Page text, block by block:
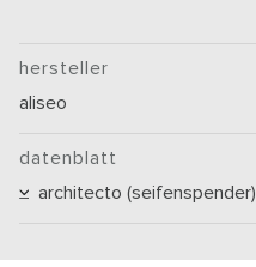
hersteller
aliseo
datenblatt
architecto (seifenspender)